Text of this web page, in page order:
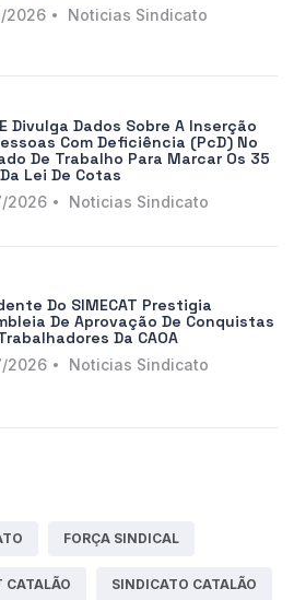
2026 Noticias Sindicato
Divulga Dados Sobre A Inserção
Com Deficiência (PcD) No
De Trabalho Para Marcar Os 35
Lei De Cotas
2026 Noticias Sindicato
Do SIMECAT Prestigia
De Aprovação De Conquistas
Da CAOA
2026 Noticias Sindicato
FORÇA SINDICAL
CATALÃO SINDICATO CATALÃO